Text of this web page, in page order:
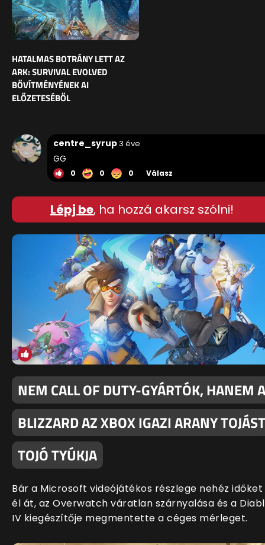
HATALMAS BOTRÁNY LETT AZ
ARK: SURVIVAL EVOLVED
BŐVÍTMÉNYÉNEK AI
ELŐZETESÉBŐL
centre_syrup3 éve
GG
0 0 0 Válasz
Lépj be, ha hozzá akarsz szólni!
NEM CALL OF DUTY-GYÁRTÓK, HANEM A
BLIZZARD AZ XBOX IGAZI ARANY TOJÁST
TOJÓ TYÚKJA
Bár a Microsoft videójátékos részlege nehéz időket
él át, az Overwatch váratlan szárnyalása és a
IV kiegészítője megmentette a céges mérleget.